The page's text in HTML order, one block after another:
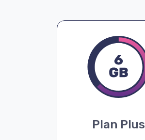
Plan Plus